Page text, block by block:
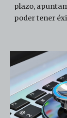
plazo,
poder tener